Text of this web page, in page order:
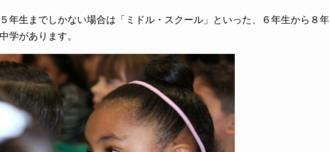
年生までしかない場合は「ミドル・スクール」といった、６年生から８年
学があります。